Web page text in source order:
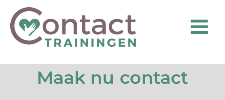
naar
inhoud
Maak nu contact